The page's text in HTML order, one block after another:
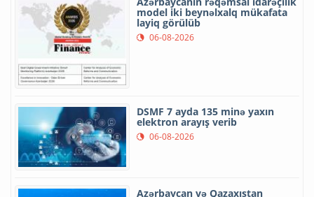
model iki beynəlxalq mükafata
layiq görülüb
06-08-2026
DSMF 7 ayda 135 minə yaxın
elektron arayış verib
06-08-2026
Azərbaycan və Qazaxıstan